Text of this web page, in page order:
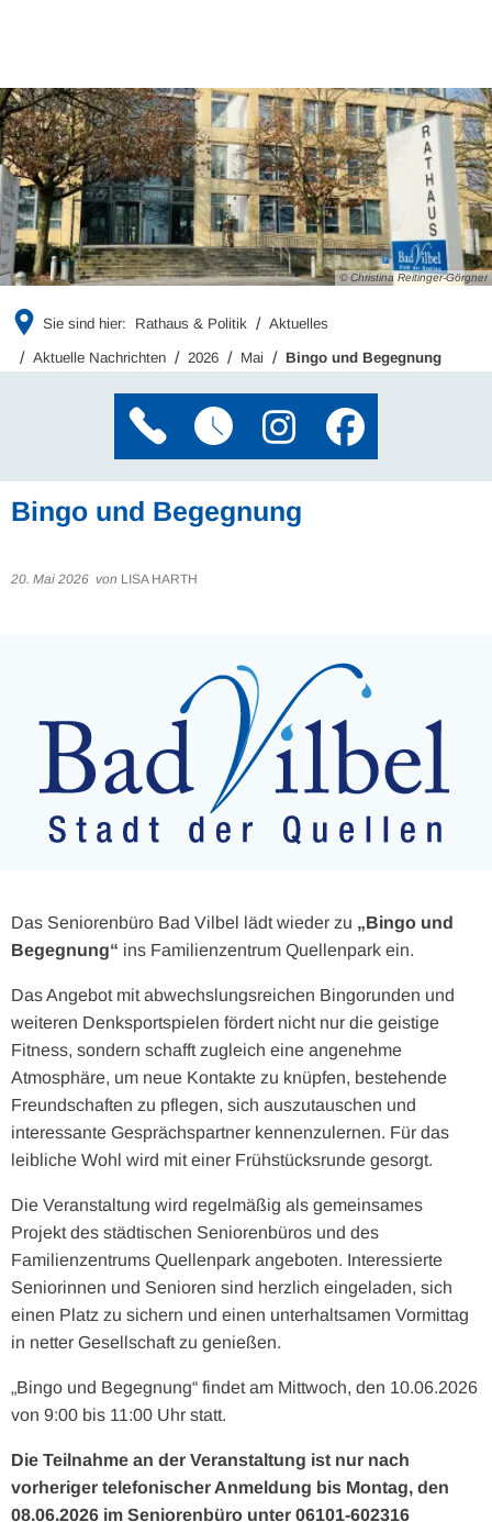
© Christina Reitinger-Görgner
Sie sind hier: Rathaus & Politik Aktuelles
Aktuelle Nachrichten 2026 Mai Bingo und Begegnung
Bingo und Begegnung
20. Mai 2026 von LISA HARTH
Das Seniorenbüro Bad Vilbel lädt wieder zu „Bingo und
Begegnung“ ins Familienzentrum Quellenpark ein.
Das Angebot mit abwechslungsreichen Bingorunden und
weiteren Denksportspielen fördert nicht nur die geistige
Fitness, sondern schafft zugleich eine angenehme
Atmosphäre, um neue Kontakte zu knüpfen, bestehende
Freundschaften zu pflegen, sich auszutauschen und
interessante Gesprächspartner kennenzulernen. Für das
leibliche Wohl wird mit einer Frühstücksrunde gesorgt.
Die Veranstaltung wird regelmäßig als gemeinsames
Projekt des städtischen Seniorenbüros und des
Familienzentrums Quellenpark angeboten. Interessierte
Seniorinnen und Senioren sind herzlich eingeladen, sich
einen Platz zu sichern und einen unterhaltsamen Vormittag
in netter Gesellschaft zu genießen.
„Bingo und Begegnung“ findet am Mittwoch, den 10.06.2026
von 9:00 bis 11:00 Uhr statt.
Die Teilnahme an der Veranstaltung ist nur nach
vorheriger telefonischer Anmeldung bis Montag, den
08.06.2026 im Seniorenbüro unter 06101-602316